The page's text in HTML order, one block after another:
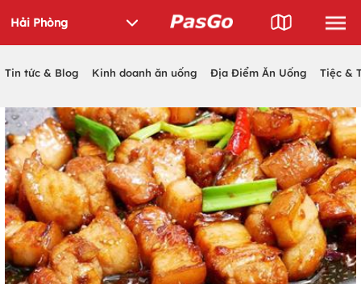
Tin tức & Blog Kinh doanh ăn uống Địa Điểm Ăn Uống Tiệc &